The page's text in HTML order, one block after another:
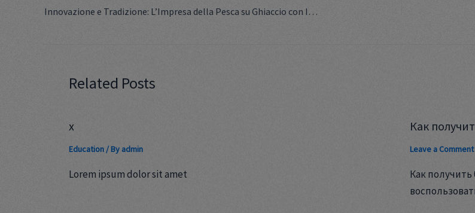
Innovazione e Tradizione: L’Impresa della Pesca su Ghiaccio con Ice Fishing
Related Posts
x
Education/ By admin
Lorem ipsum dolor sit amet
Как
Leave a Comment
Как